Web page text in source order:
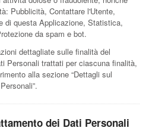
Pubblicità, Contattare l'Utente,
di questa Applicazione, Statistica,
da spam e bot.
dettagliate sulle finalità del
Personali trattati per ciascuna finalità,
alla sezione “Dettagli sul
dei Dati Personali